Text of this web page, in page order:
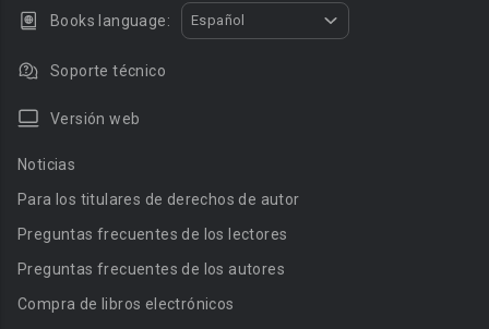
Books language: Español
Soporte técnico
Versión web
Noticias
Para los titulares de derechos de autor
Preguntas frecuentes de los lectores
Preguntas frecuentes de los autores
Compra de libros electrónicos